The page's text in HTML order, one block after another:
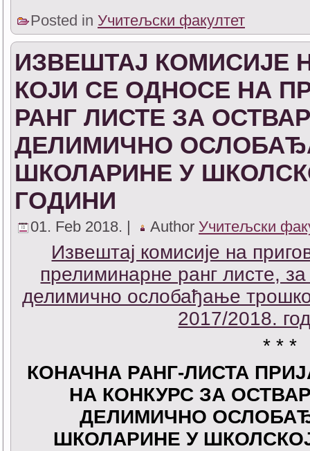
Posted in Учитељски факултет
ИЗВЕШТАЈ КОМИСИЈЕ
КОЈИ СЕ ОДНОСЕ НА
РАНГ ЛИСТЕ ЗА
ДЕЛИМИЧНО
ШКОЛАРИНЕ У
ГОДИНИ
01. Feb 2018. | Author Учитељски
Извештај комисије на
прелиминарне ранг листе,
делимично ослобађање
2017/2018.
* * *
КОНАЧНА РАНГ-ЛИСТА
НА КОНКУРС ЗА
ДЕЛИМИЧНО
ШКОЛАРИНЕ У